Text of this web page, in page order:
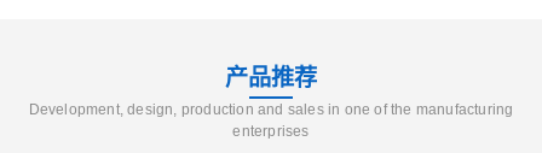
产品推荐
Development, design, production and sales in one of the manufacturing
enterprises